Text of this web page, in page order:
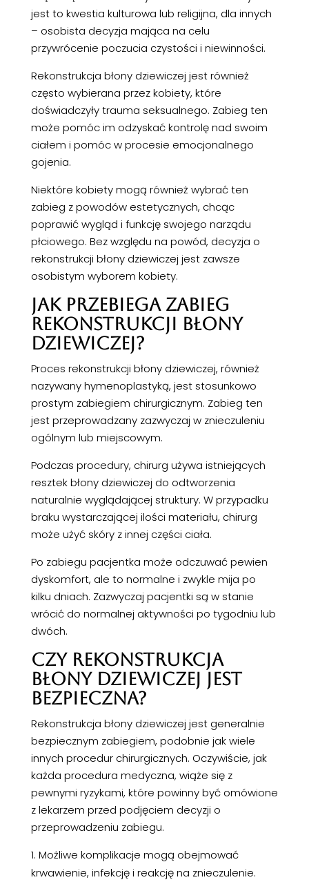
jest to kwestia kulturowa lub religijna, dla innych
– osobista decyzja mająca na celu
przywrócenie poczucia czystości i niewinności.
Rekonstrukcja błony dziewiczej jest również
często wybierana przez kobiety, które
doświadczyły trauma seksualnego. Zabieg ten
może pomóc im odzyskać kontrolę nad swoim
ciałem i pomóc w procesie emocjonalnego
gojenia.
Niektóre kobiety mogą również wybrać ten
zabieg z powodów estetycznych, chcąc
poprawić wygląd i funkcję swojego narządu
płciowego. Bez względu na powód, decyzja o
rekonstrukcji błony dziewiczej jest zawsze
osobistym wyborem kobiety.
JAK PRZEBIEGA ZABIEG
REKONSTRUKCJI BŁONY
DZIEWICZEJ?
Proces rekonstrukcji błony dziewiczej, również
nazywany hymenoplastyką, jest stosunkowo
prostym zabiegiem chirurgicznym. Zabieg ten
jest przeprowadzany zazwyczaj w znieczuleniu
ogólnym lub miejscowym.
Podczas procedury, chirurg używa istniejących
resztek błony dziewiczej do odtworzenia
naturalnie wyglądającej struktury. W przypadku
braku wystarczającej ilości materiału, chirurg
może użyć skóry z innej części ciała.
Po zabiegu pacjentka może odczuwać pewien
dyskomfort, ale to normalne i zwykle mija po
kilku dniach. Zazwyczaj pacjentki są w stanie
wrócić do normalnej aktywności po tygodniu lub
dwóch.
CZY REKONSTRUKCJA
BŁONY DZIEWICZEJ JEST
BEZPIECZNA?
Rekonstrukcja błony dziewiczej jest generalnie
bezpiecznym zabiegiem, podobnie jak wiele
innych procedur chirurgicznych. Oczywiście, jak
każda procedura medyczna, wiąże się z
pewnymi ryzykami, które powinny być omówione
z lekarzem przed podjęciem decyzji o
przeprowadzeniu zabiegu.
Możliwe komplikacje mogą obejmować
krwawienie, infekcję i reakcję na znieczulenie.